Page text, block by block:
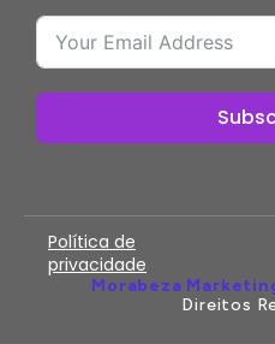
Política de
privacidade
Morabeza
Direitos